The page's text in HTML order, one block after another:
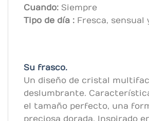
Cuando: Siempre
Tipo de día : Fresca, sensual
Su frasco.
Un diseño de cristal
deslumbrante.
el tamaño perfecto, una
preciosa dorada. Inspirado